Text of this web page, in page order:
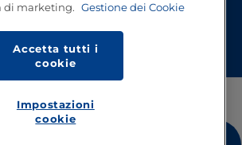
di marketing. Gestione dei Cookie
Accetta tutti i
cookie
Impostazioni
cookie